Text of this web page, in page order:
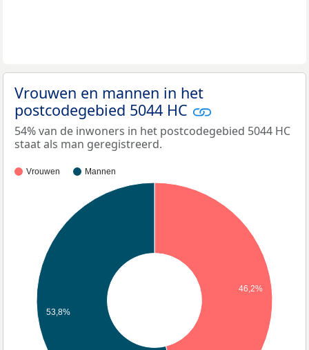
Vrouwen en mannen in het
postcodegebied 5044 HC
54% van de inwoners in het postcodegebied 5044 HC
staat als man geregistreerd.
Vrouwen Mannen
46,2%
53,8%